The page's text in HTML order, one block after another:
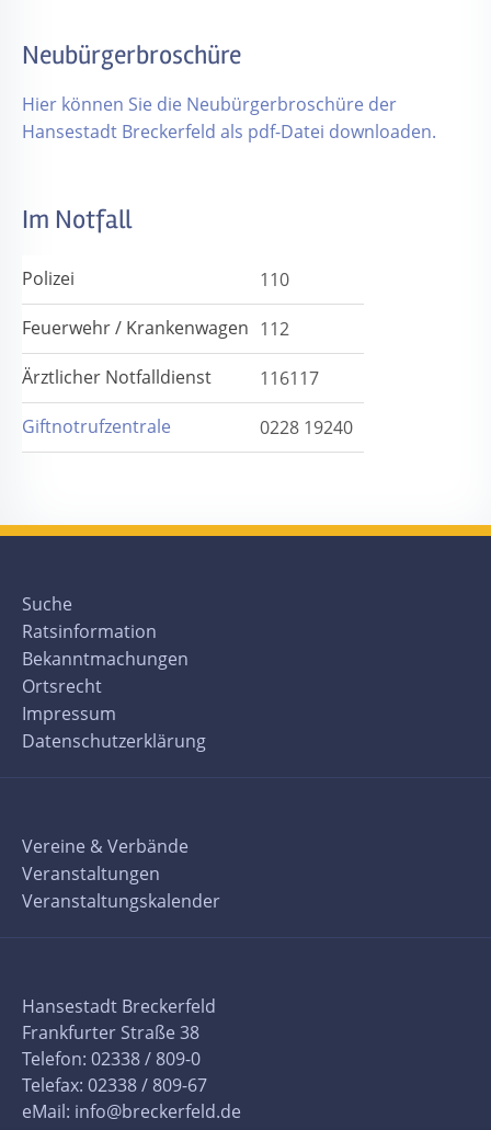
Neubürgerbroschüre
Hier können Sie die Neubürgerbroschüre der
Hansestadt Breckerfeld als pdf-Datei downloaden.
Im Notfall
Polizei
110
Feuerwehr / Krankenwagen 112
Ärztlicher Notfalldienst
116117
Giftnotrufzentrale
0228 19240
Suche
Ratsinformation
Bekanntmachungen
Ortsrecht
Impressum
Datenschutzerklärung
Vereine & Verbände
Veranstaltungen
Veranstaltungskalender
Hansestadt Breckerfeld
Frankfurter Straße 38
Telefon: 02338 / 809-0
Telefax: 02338 / 809-67
eMail: info@breckerfeld.de